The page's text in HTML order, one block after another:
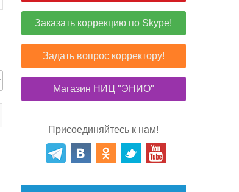
Заказать коррекцию по Skype!
Задать вопрос корректору!
Магазин НИЦ "ЭНИО"
Присоединяйтесь к нам!